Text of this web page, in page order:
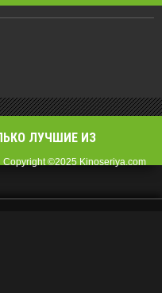
ЛУЧШИЕ ИЗ
Copyright ©2025 Kinoseriya.com